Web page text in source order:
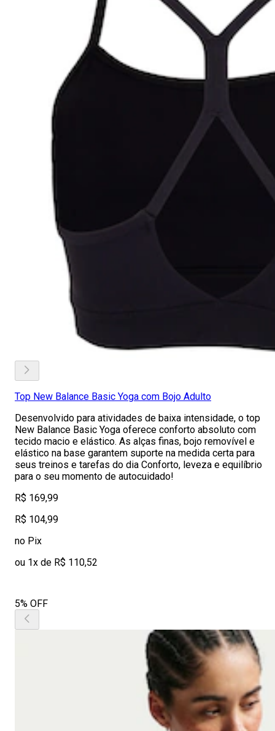
Top New Balance Basic Yoga com Bojo Adulto
Desenvolvido para atividades de baixa intensidade, o top
New Balance Basic Yoga oferece conforto absoluto com
tecido macio e elástico. As alças finas, bojo removível e
elástico na base garantem suporte na medida certa para
seus treinos e tarefas do dia Conforto, leveza e equilíbrio
para o seu momento de autocuidado!
R$ 169,99
R$ 104,99
no Pix
ou 1x de R$ 110,52
5% OFF